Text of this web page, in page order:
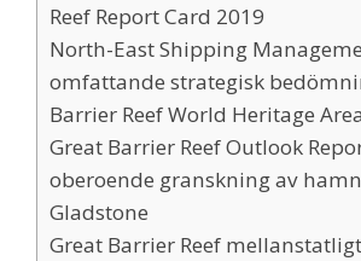
Reef Report Card 2019
North-East Shipping
omfattande strategisk
Barrier Reef World Heritage
Great Barrier Reef Outlook
oberoende granskning av
Gladstone
Great Barrier Reef